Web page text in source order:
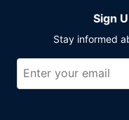
Sign
Stay informed